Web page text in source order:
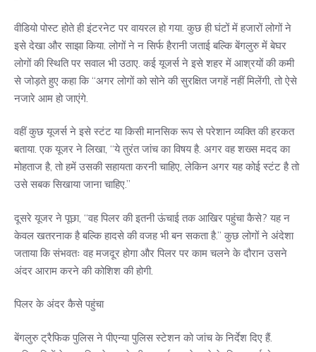
वीडियो पोस्ट होते ही इंटरनेट पर वायरल हो गया. कुछ ही घंटों में हजारों लोगों ने
इसे देखा और साझा किया. लोगों ने न सिर्फ हैरानी जताई बल्कि बेंगलुरु में बेघर
लोगों की स्थिति पर सवाल भी उठाए. कई यूजर्स ने इसे शहर में आश्रयों की कमी
से जोड़ते हुए कहा कि “अगर लोगों को सोने की सुरक्षित जगहें नहीं मिलेंगी, तो ऐसे
नजारे आम हो जाएंगे.
वहीं कुछ यूजर्स ने इसे स्टंट या किसी मानसिक रूप से परेशान व्यक्ति की हरकत
बताया. एक यूजर ने लिखा, “ये तुरंत जांच का विषय है. अगर वह शख्स मदद का
मोहताज है, तो हमें उसकी सहायता करनी चाहिए, लेकिन अगर यह कोई स्टंट है तो
उसे सबक सिखाया जाना चाहिए.”
दूसरे यूजर ने पूछा, “वह पिलर की इतनी ऊंचाई तक आखिर पहुंचा कैसे? यह न
केवल खतरनाक है बल्कि हादसे की वजह भी बन सकता है.” कुछ लोगों ने अंदेशा
जताया कि संभवतः वह मजदूर होगा और पिलर पर काम चलने के दौरान उसने
अंदर आराम करने की कोशिश की होगी.
पिलर के अंदर कैसे पहुंचा
बेंगलुरु ट्रैफिक पुलिस ने पीएन्या पुलिस स्टेशन को जांच के निर्देश दिए हैं.